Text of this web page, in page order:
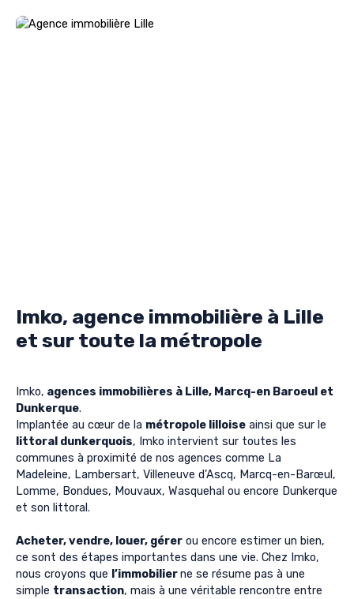
Imko, agence immobilière à Lille
et sur toute la métropole
Imko, agences immobilières à Lille, Marcq-en Baroeul et
Dunkerque.
Implantée au cœur de la métropole lilloise ainsi que sur le
littoral dunkerquois, Imko intervient sur toutes les
communes à proximité de nos agences comme La
Madeleine, Lambersart, Villeneuve d’Ascq, Marcq-en-Barœul,
Lomme, Bondues, Mouvaux, Wasquehal ou encore Dunkerque
et son littoral.
Acheter, vendre, louer, gérer ou encore estimer un bien,
ce sont des étapes importantes dans une vie. Chez Imko,
nous croyons que l’immobilierne se résume pas à une
simple transaction, mais à une véritable rencontre entre